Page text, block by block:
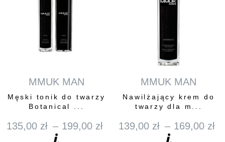
MMUK MAN
Męski tonik do twarzy
Botanical ...
135,00 zł – 199,00 zł
Zakres
MMUK MAN
Nawilżający krem do
twarzy dla m...
139,00 zł – 169,00 zł